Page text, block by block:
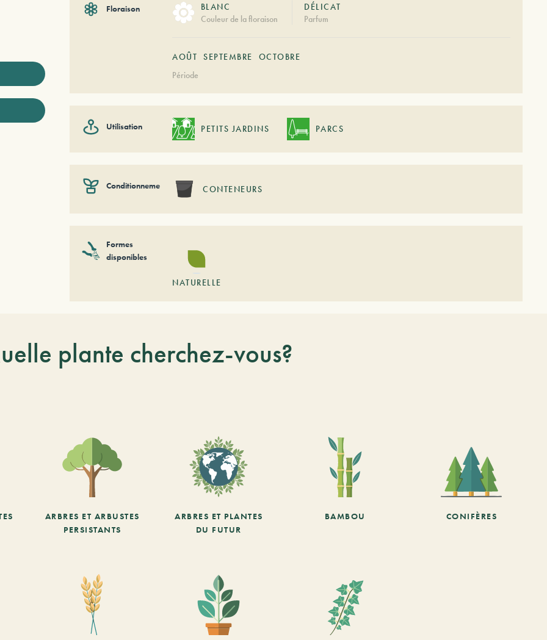
Floraison
BLANC
Couleur de la floraison
DÉLICAT
Parfum
AOÛT SEPTEMBRE
OCTOBRE
Période
Utilisation PETITS JARDINS PARCS
Conditionnement CONTENEURS
Formes
disponibles
NATURELLE
plante cherchez-vous?
ARBRES ET ARBUSTES
PERSISTANTS
ARBRES ET PLANTES
DU FUTUR
BAMBOU CONIFÈRES